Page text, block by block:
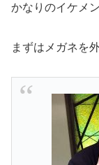
かなりのイケメ
まずはメガネを